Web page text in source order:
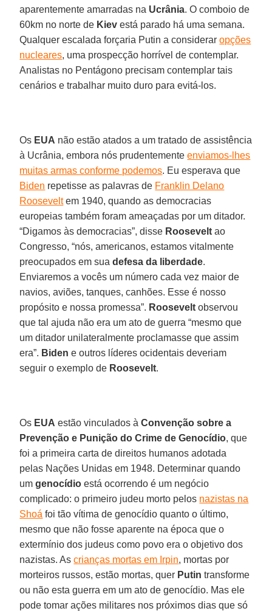
aparentemente amarradas na Ucrânia. O comboio de
60km no norte de Kiev está parado há uma semana.
Qualquer escalada forçaria Putin a consideraropções
nucleares, uma prospecção horrível de contemplar.
Analistas no Pentágono precisam contemplar tais
cenários e trabalhar muito duro para evitá-los.
Os EUA não estão atados a um tratado de assistência
à Ucrânia, embora nós prudentementeenviamos-lhes
muitas armas conforme podemos. Eu esperava que
Biden repetisse as palavras de Franklin Delano
Rooseveltem 1940, quando as democracias
europeias também foram ameaçadas por um ditador.
“Digamos às democracias”, disse Roosevelt ao
Congresso, “nós, americanos, estamos vitalmente
preocupados em suadefesa da liberdade.
Enviaremos a vocês um número cada vez maior de
navios, aviões, tanques, canhões. Esse é nosso
propósito e nossa promessa”. Roosevelt observou
que tal ajuda não era um ato de guerra “mesmo que
um ditador unilateralmente proclamasse que assim
era”. Biden e outros líderes ocidentais deveriam
seguir o exemplo de Roosevelt.
Os EUA estão vinculados àConvenção sobre a
Prevenção e Punição do Crime de Genocídio, que
foi a primeira carta de direitos humanos adotada
pelas Nações Unidas em 1948. Determinar quando
umgenocídio está ocorrendo é um negócio
complicado: o primeiro judeu morto pelos nazistas na
Shoá foi tão vítima de genocídio quanto o último,
mesmo que não fosse aparente na época que o
extermínio dos judeus como povo era o objetivo dos
nazistas. Ascrianças mortas em Irpin, mortas por
morteiros russos, estão mortas, quer Putin transforme
ou não esta guerra em um ato de genocídio. Mas ele
pode tomar ações militares nos próximos dias que só